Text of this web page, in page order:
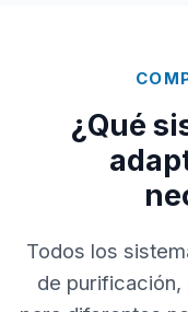
¿Qué
Todos los
de purificación,